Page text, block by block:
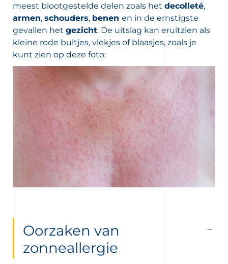
meest blootgestelde delen zoals het decolleté,
armen, schouders, benen en in de ernstigste
gevallen het gezicht. De uitslag kan eruitzien als
kleine rode bultjes, vlekjes of blaasjes, zoals je
kunt zien op deze foto:
Oorzaken van
zonneallergie